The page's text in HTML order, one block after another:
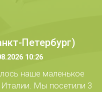
Петербург)
10:26
наше маленькое
Италии. Мы посетили 3